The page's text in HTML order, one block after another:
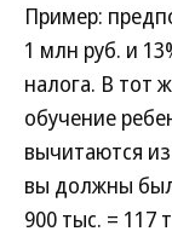
Пример:
1 млн руб. и
налога. В тот
обучение
вычитаются
вы должны
900 тыс. = 117